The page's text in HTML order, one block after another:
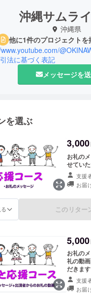
沖縄サムラ
沖縄県
他に1件のプロジェクト
法に基づく表記
メッセージを
を選ぶ
3,000
お礼の
せてい
支援
お届
このリター
5,000
お礼の
礼の動
だきま
一人の
きかね
支援
お届